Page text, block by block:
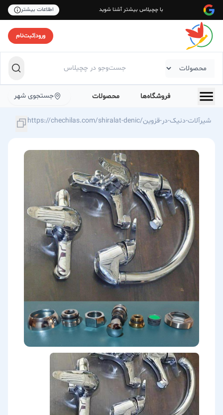
با چچیلاس بیشتر آشنا شوید اطلاعات بیشتر
ورود|ثبت‌نام
فروشگاه‌ها محصولات جستجوی شهر
https://chechilas.com/shiralat-denic/شیرآلات-دنیک-در-قزوین